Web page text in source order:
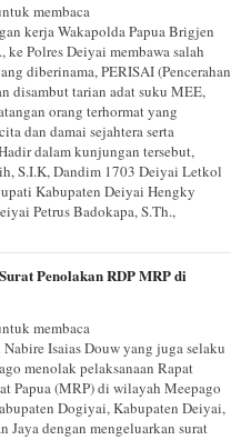
membaca
kerja Wakapolda Papua Brigjen
Polres Deiyai membawa salah
diberinama, PERISAI (Pencerahan
disambut tarian adat suku MEE,
orang terhormat yang
dan damai sejahtera serta
dalam kunjungan tersebut,
S.I.K, Dandim 1703 Deiyai Letkol
Kabupaten Deiyai Hengky
Petrus Badokapa, S.Th.,
Penolakan RDP MRP di
membaca
Isaias Douw yang juga selaku
menolak pelaksanaan Rapat
Papua (MRP) di wilayah Meepago
Dogiyai, Kabupaten Deiyai,
Jaya dengan mengeluarkan surat